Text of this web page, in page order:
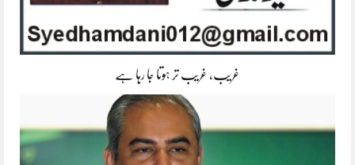
غریب، غریب تر ہوتا جا رہا ہے